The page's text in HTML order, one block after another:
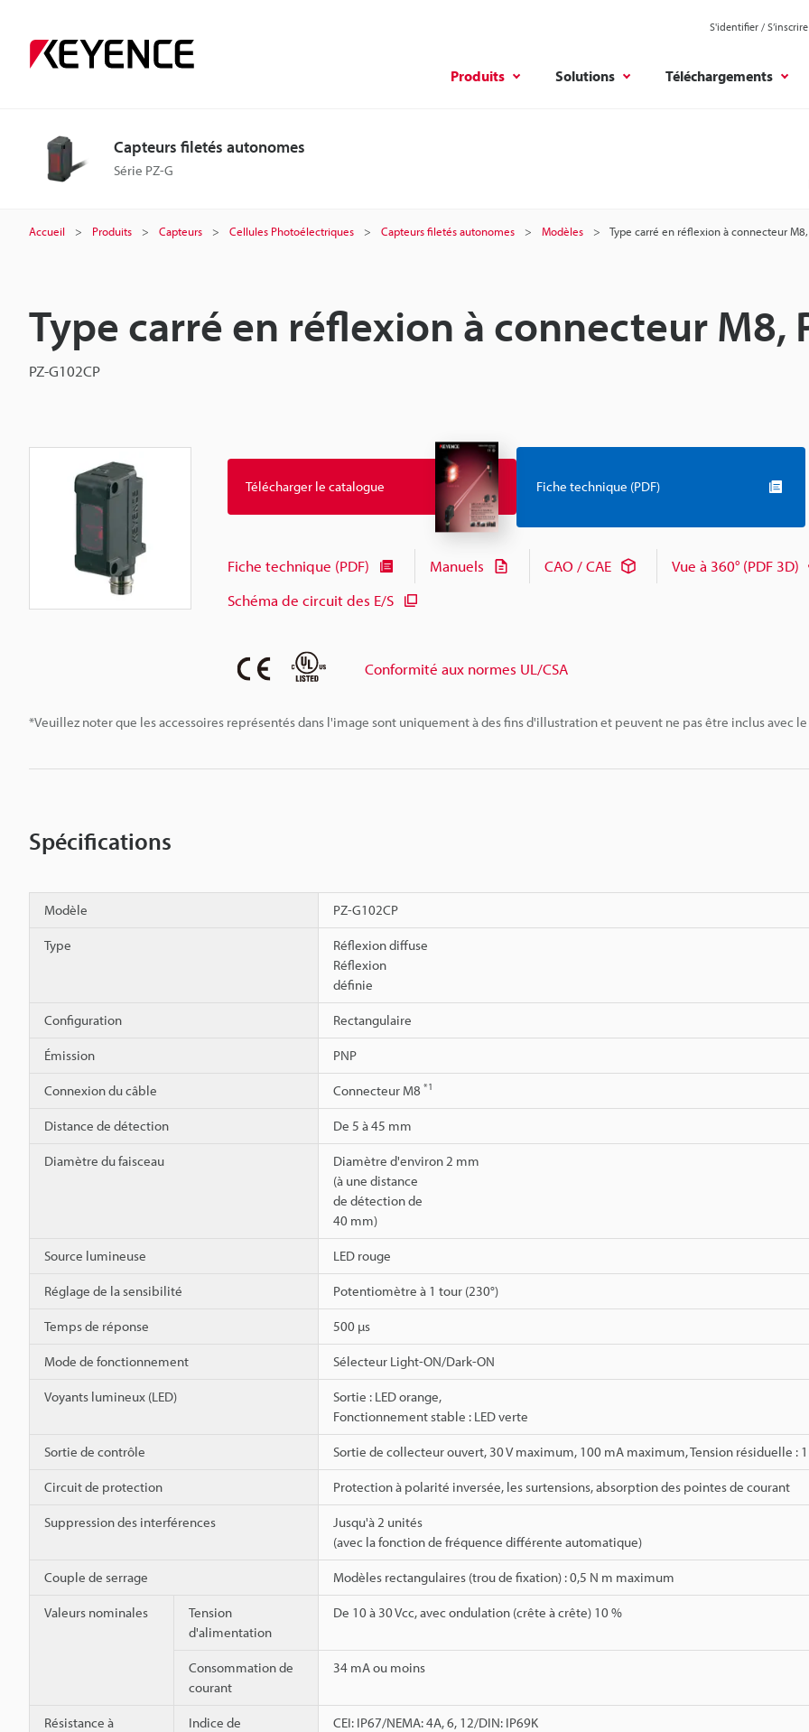
S'identifier / S’inscrire
Produits Solutions Téléchargements
Capteurs filetés autonomes
Série PZ-G
Accueil Produits Capteurs Cellules Photoélectriques Capteurs filetés autonomes Modèles Type carré en réflexion à connecteur M8,
Type carré en réflexion à connecteur M8,
PZ-G102CP
*Veuillez noter que les accessoires représentés dans l'image sont uniquement à des fins d'illustration et peuvent ne pas être inclus avec
Télécharger le catalogue Fiche technique (PDF)
Fiche technique (PDF) Manuels CAO / CAE Vue à 360° (PDF 3D)
Schéma de circuit des E/S
Conformité aux normes UL/CSA
Spécifications
Modèle PZ-G102CP
Type
Réflexion diffuse
Réflexion
définie
Configuration Rectangulaire
Émission PNP
Connexion du câble Connecteur M8 *1
Distance de détection De 5 à 45 mm
Diamètre du faisceau
Diamètre d'environ 2 mm
(à une distance
de détection de
40 mm)
Source lumineuse LED rouge
Réglage de la sensibilité Potentiomètre à 1 tour (230°)
Temps de réponse 500 µs
Mode de fonctionnement Sélecteur Light-ON/Dark-ON
Voyants lumineux (LED)
Sortie : LED orange,
Fonctionnement stable : LED verte
Sortie de contrôle Sortie de collecteur ouvert, 30 V maximum, 100 mA maximum, Tension résiduelle :
Circuit de protection Protection à polarité inversée, les surtensions, absorption des pointes de courant
Suppression des interférences
Jusqu'à 2 unités
(avec la fonction de fréquence différente automatique)
Couple de serrage Modèles rectangulaires (trou de fixation) : 0,5 N m maximum
Valeurs nominales
Tension
d'alimentation
De 10 à 30 Vcc, avec ondulation (crête à crête) 10 %
Consommation de
courant
34 mA ou moins
Résistance à
Indice de
CEI: IP67/NEMA: 4A, 6, 12/DIN: IP69K